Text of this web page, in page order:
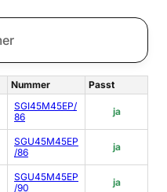
Nummer Passt
SGI45M45EP/
86
ja
SGU45M45EP
/86
ja
SGU45M45EP
/90
ja